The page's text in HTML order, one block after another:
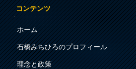
コンテンツ
ホーム
石橋みちひろのプロフィール
理念と政策